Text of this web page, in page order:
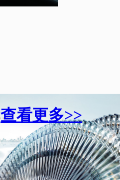
查看更多>>